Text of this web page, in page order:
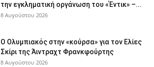
την εγκληματική οργάνωση του «Έντικ» –...
8 Αυγούστου 2026
Ο Ολυμπιακός στην «κούρσα» για τον Ελίες
Σκίρι της Άιντραχτ Φρανκφούρτης
8 Αυγούστου 2026